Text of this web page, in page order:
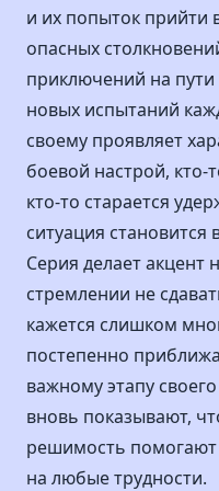
и их попыток прийти
опасных
приключений на
новых испытаний
своему проявляет
боевой настрой, кто-
кто-то старается
ситуация становится
Серия делает акцент
стремлении не
кажется слишком
постепенно
важному этапу
вновь показывают,
решимость
на любые трудности.